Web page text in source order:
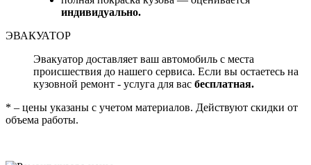
индивидуально.
ЭВАКУАТОР
Эвакуатор доставляет ваш автомобиль с места
происшествия до нашего сервиса. Если вы остаетесь на
кузовной ремонт - услуга для вас бесплатная.
* – цены указаны с учетом материалов. Действуют скидки от
объема работы.